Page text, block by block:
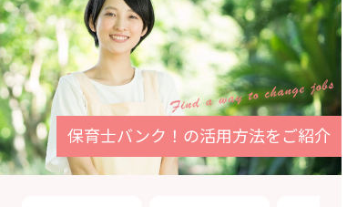
保育士バンク！ の活用方法をご紹介